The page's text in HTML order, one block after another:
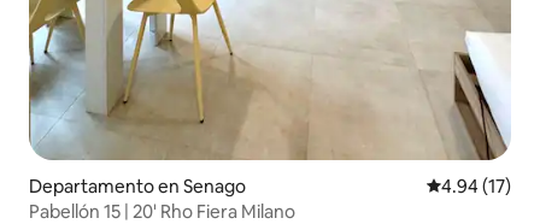
Departamento en Senago Calificación
4.94 (17)
Pabellón 15 | 20' Rho Fiera Milano